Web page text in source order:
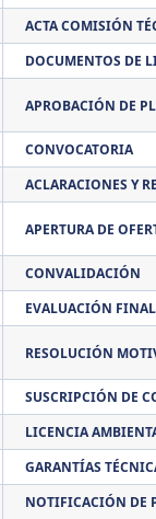
ACTA COMISIÓN
DOCUMENTOS DE
APROBACIÓN DE
CONVOCATORIA
ACLARACIONES Y
APERTURA DE
CONVALIDACIÓN
EVALUACIÓN
RESOLUCIÓN
SUSCRIPCIÓN DE
LICENCIA
GARANTÍAS
NOTIFICACIÓN DE